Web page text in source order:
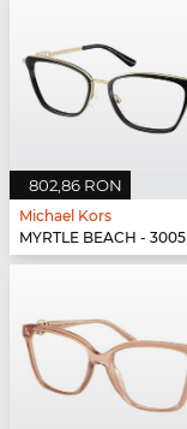
802,86 RON
Michael Kors
MYRTLE BEACH - 3005